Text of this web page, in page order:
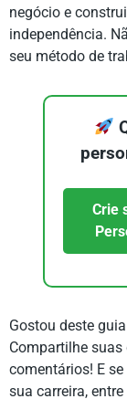
negócio e
independência.
seu método de
Crie
Gostou deste
Compartilhe
comentários! E
sua carreira, entre